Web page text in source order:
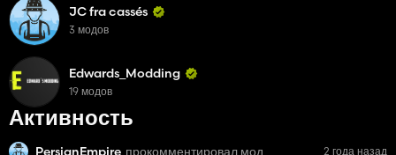
Активность
PersianEmpire прокомментировал мод 2 года назад
JC fra cassés
3 модов
Edwards_Modding
19 модов